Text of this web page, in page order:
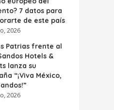
7 datos para
de este país
2026
Patrias frente al
Hotels &
lanza su
“¡Viva México,
2026